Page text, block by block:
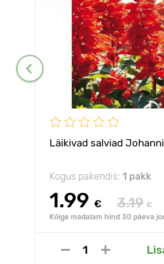
Läikivad salviad
Kogus pakendis: 1 pakk
1.99 € 3.19 €
Kõige madalam hind 30 päeva